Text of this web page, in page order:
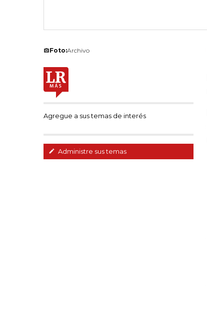
Foto:Archivo
Agregue a sus temas de interés
Administre sus temas